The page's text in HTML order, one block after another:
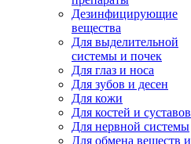
Дезинфицирующие
вещества
Для выделительной
системы и почек
Для глаз и носа
Для зубов и десен
Для кожи
Для костей и суставов
Для нервной системы
Для обмена веществ и